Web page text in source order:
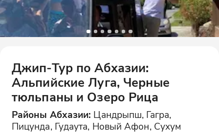
Джип-Тур по Абхазии:
Альпийские Луга, Черные
тюльпаны и Озеро Рица
Районы Абхазии: Цандрыпш, Гагра,
Пицунда, Гудаута, Новый Афон, Сухум